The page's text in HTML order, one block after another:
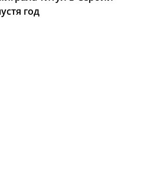
год